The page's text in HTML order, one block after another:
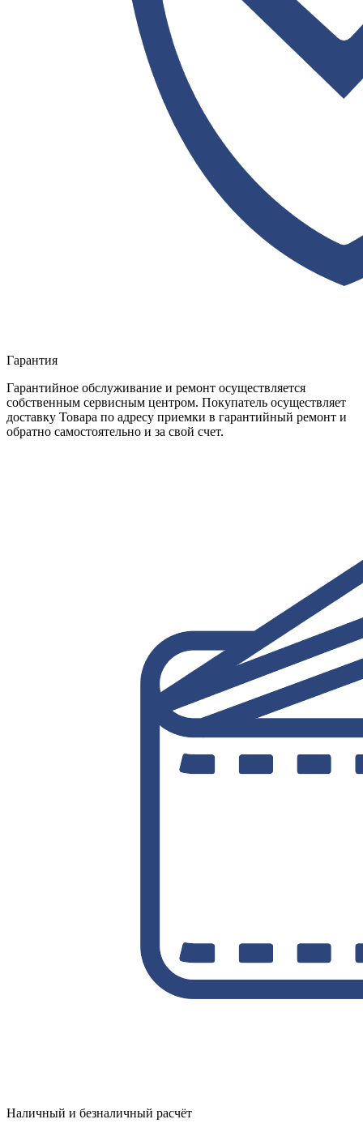
Гарантия
Гарантийное обслуживание и ремонт осуществляется
собственным сервисным центром. Покупатель осуществляет
доставку Товара по адресу приемки в гарантийный ремонт и
обратно самостоятельно и за свой счет.
Наличный и безналичный расчёт